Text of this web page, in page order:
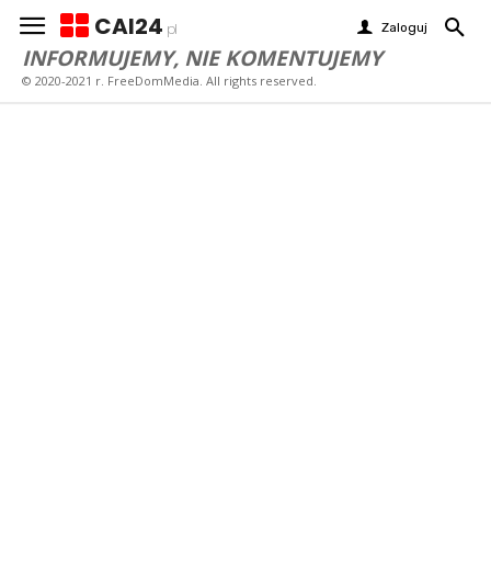
CAI24 pl Zaloguj
INFORMUJEMY, NIE KOMENTUJEMY
© 2020-2021 r. FreeDomMedia. All rights reserved.